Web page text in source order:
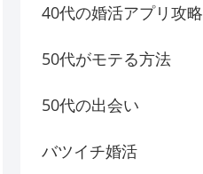
40代の婚活アプリ攻略
50代がモテる方法
50代の出会い
バツイチ婚活